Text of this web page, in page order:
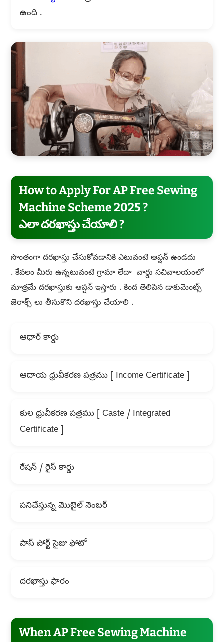
ఉంది .
How to Apply For AP Free Sewing
Machine Scheme 2025 ?
ఎలా దరఖాస్తు చేయాలి ?
సొంతంగా దరఖాస్తు చేసుకోవడానికి ఎటువంటి ఆప్షన్ ఉండదు
. కేవలం మీరు ఉన్నటువంటి గ్రామా లేదా వార్డు సచివాలయంలో
మాత్రమే దరఖాస్తుకు ఆప్షన్ ఇస్తారు . కింద తెలిపిన డాకుమెంట్స్
జెరాక్స్ లు తీసుకొని దరఖాస్తు చేయాలి .
ఆధార్ కార్డు
ఆదాయ ధ్రువీకరణ పత్రము [ Income Certificate ]
కుల ధ్రువీకరణ పత్రము [ Caste / Integrated
Certificate ]
రేషన్ / రైస్ కార్డు
పనిచేస్తున్న మొబైల్ నెంబర్
పాస్ పోర్ట్ సైజు ఫోటో
దరఖాస్తు ఫారం
When AP Free Sewing Machine